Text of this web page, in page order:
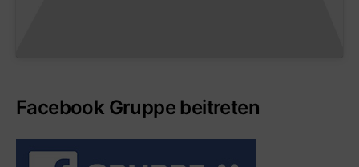
Facebook Gruppe beitreten